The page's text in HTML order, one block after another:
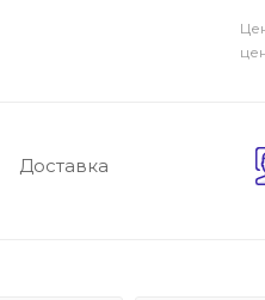
Доставка